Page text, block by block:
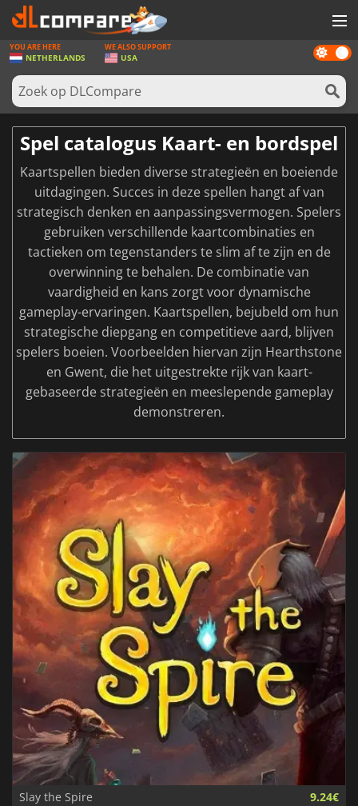
SPELLEN
GAME CARDS
SOFTWARE
REWARDS
LOG IN OF REGISTREER
Dark
mode
YOU ARE HERE
NETHERLANDS
WE ALSO SUPPORT
USA
Spel catalogus Kaart- en bordspel
Kaartspellen bieden diverse strategieën en boeiende
uitdagingen. Succes in deze spellen hangt af van
strategisch denken en aanpassingsvermogen. Spelers
gebruiken verschillende kaartcombinaties en
tactieken om tegenstanders te slim af te zijn en de
overwinning te behalen. De combinatie van
vaardigheid en kans zorgt voor dynamische
gameplay-ervaringen. Kaartspellen, bejubeld om hun
strategische diepgang en competitieve aard, blijven
spelers boeien. Voorbeelden hiervan zijn Hearthstone
en Gwent, die het uitgestrekte rijk van kaart-
gebaseerde strategieën en meeslepende gameplay
demonstreren.
Slay the Spire
9.24€